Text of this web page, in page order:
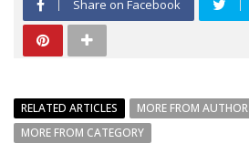
Share on Facebook
RELATED ARTICLES
MORE FROM AUTHOR
MORE FROM CATEGORY